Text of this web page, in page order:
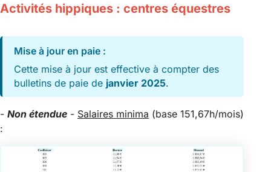
Activités hippiques : centres équestres
Mise à jour en paie :
Cette mise à jour est effective à compter des
bulletins de paie de janvier 2025.
- Non étendue - Salaires minima (base 151,67h/mois)
: